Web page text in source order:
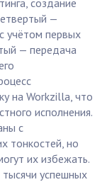
создание
—
учётом первых
— передача
на Workzilla, что
исполнения.
с
тонкостей, но
их избежать.
успешных